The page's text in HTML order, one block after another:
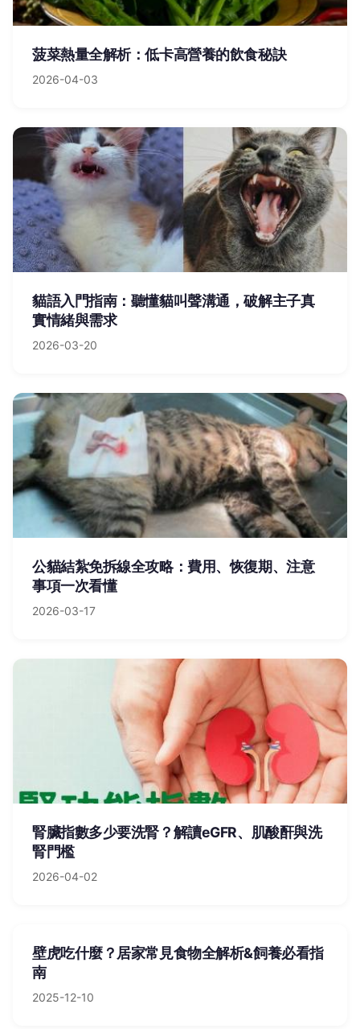
菠菜熱量全解析：低卡高營養的飲食秘訣
2026-04-03
貓語入門指南：聽懂貓叫聲溝通，破解主子真
實情緒與需求
2026-03-20
公貓結紮免拆線全攻略：費用、恢復期、注意
事項一次看懂
2026-03-17
腎臟指數多少要洗腎？解讀eGFR、肌酸酐與洗
腎門檻
2026-04-02
壁虎吃什麼？居家常見食物全解析&飼養必看指
南
2025-12-10